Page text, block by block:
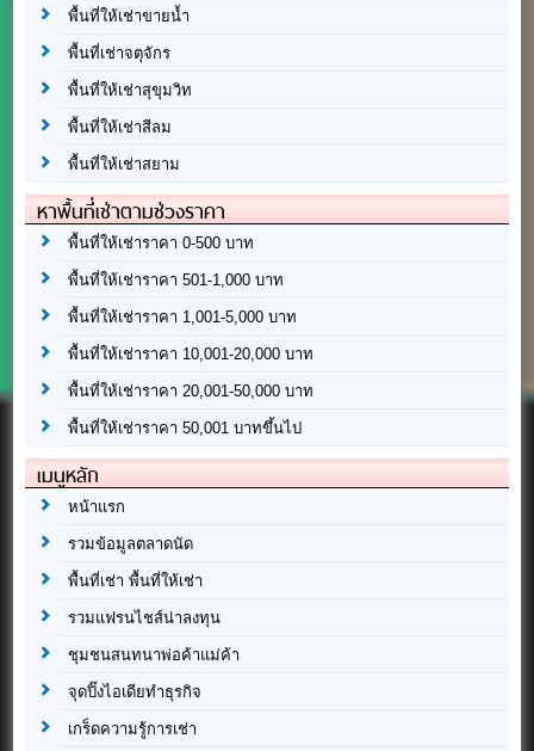
พื้นที่ให้เช่าขายน้ำ
พื้นที่เช่าจตุจักร
พื้นที่ให้เช่าสุขุมวิท
พื้นที่ให้เช่าสีลม
พื้นที่ให้เช่าสยาม
หาพื้นที่เช่าตามช่วงราคา
พื้นที่ให้เช่าราคา 0-500 บาท
พื้นที่ให้เช่าราคา 501-1,000 บาท
พื้นที่ให้เช่าราคา 1,001-5,000 บาท
พื้นที่ให้เช่าราคา 10,001-20,000 บาท
พื้นที่ให้เช่าราคา 20,001-50,000 บาท
พื้นที่ให้เช่าราคา 50,001 บาทขึ้นไป
เมนูหลัก
หน้าแรก
รวมข้อมูลตลาดนัด
พื้นที่เช่า พื้นที่ให้เช่า
รวมแฟรนไชส์น่าลงทุน
ชุมชนสนทนาพ่อค้าแม่ค้า
จุดปิ๊งไอเดียทำธุรกิจ
เกร็ดความรู้การเช่า